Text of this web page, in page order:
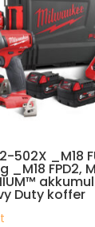
502X _M18
FPD2,
Duty koffer